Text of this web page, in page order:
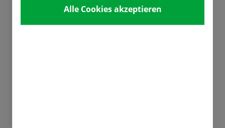
Gerda Auchter
Alle Cookies akzeptieren